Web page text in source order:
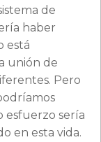
de
haber
está
unión de
Pero
esfuerzo sería
en esta vida.